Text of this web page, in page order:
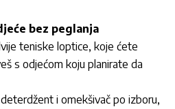
bez peglanja
teniske loptice, koje ćete
s odjećom koju planirate da
i omekšivač po izboru,